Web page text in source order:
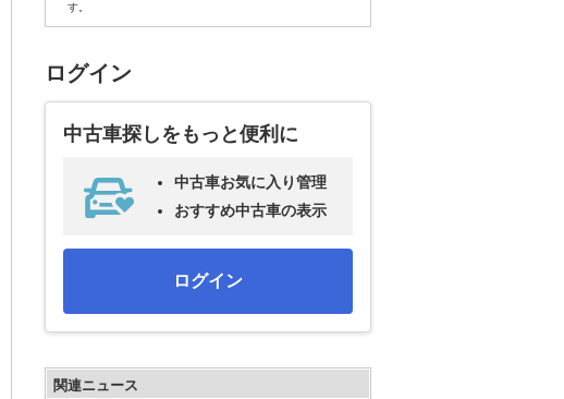
す。
ログイン
中古車探しをもっと便利に
中古車お気に入り管理
おすすめ中古車の表示
ログイン
関連ニュース